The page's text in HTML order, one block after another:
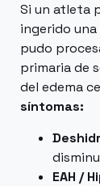
Si un atleta
ingerido
pudo
primaria de
del edema
síntomas:
EAH /